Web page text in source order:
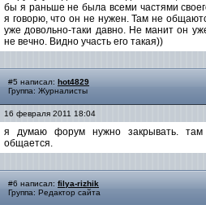
бы я раньше не была всеми частями
я говорю, что он не нужен. Там не
уже довольно-таки давно. Не манит он
не вечно. Видно участь его такая))
#5 написал: hot4829
Группа: Журналисты
16 февраля 2011 18:04
я думаю форум нужно закрывать.
общается.
#6 написал: filya-rizhik
Группа: Редактор сайта